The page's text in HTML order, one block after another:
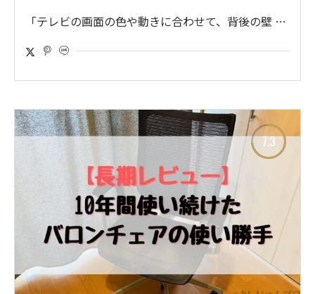
「テレビの画面の色や動きに合わせて、背後の壁 …
7.3